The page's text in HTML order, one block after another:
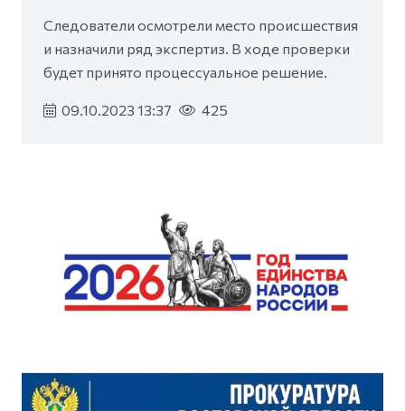
Следователи осмотрели место происшествия
и назначили ряд экспертиз. В ходе проверки
будет принято процессуальное решение.
09.10.2023 13:37 425